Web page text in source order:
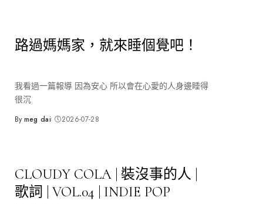
路過媽媽家，就來睡個覺吧！
我看過一篇報導 因為安心 所以會在心愛的人身邊睡得
很沉
Posted
By meg dai 2026-07-28
CLOUDY COLA | 裝沒事的人 |
歌詞 | VOL.04 | INDIE POP